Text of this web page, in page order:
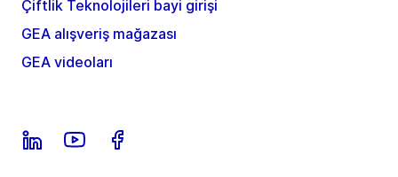
Çiftlik Teknolojileri bayi girişi
GEA alışveriş mağazası
GEA videoları